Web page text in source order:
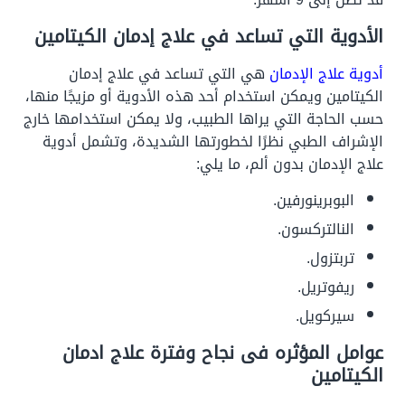
الأدوية التي تساعد في علاج إدمان الكيتامين
أدوية علاج الإدمان هي التي تساعد في علاج إدمان
الكيتامين ويمكن استخدام أحد هذه الأدوية أو مزيجًا منها،
حسب الحاجة التي يراها الطبيب، ولا يمكن استخدامها خارج
الإشراف الطبي نظرًا لخطورتها الشديدة، وتشمل أدوية
علاج الإدمان بدون ألم، ما يلي:
البوبرينورفين.
النالتركسون.
تربتزول.
ريفوتريل.
سيركويل.
عوامل المؤثره فى نجاح وفترة علاج ادمان
الكيتامين